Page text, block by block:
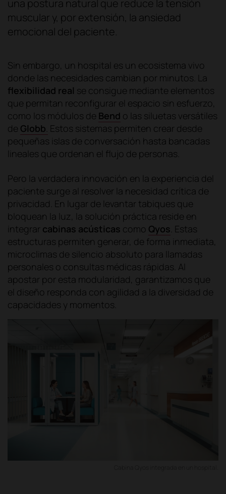
una postura natural que reduce la tensión
muscular y, por extensión, la ansiedad
emocional del paciente.
Sin embargo, un hospital es un ecosistema vivo
donde las necesidades cambian por minutos. La
flexibilidad real se consigue mediante elementos
que permitan reconfigurar el espacio sin esfuerzo,
como los módulos de Bend o las siluetas versátiles
de Globb Estos sistemas permiten crear desde
pequeñas islas de conversación hasta bancadas
lineales que ordenan el flujo de personas.
Pero la verdadera innovación en la experiencia del
paciente surge al resolver la necesidad crítica de
privacidad. En lugar de levantar tabiques que
bloquean la luz, la solución práctica reside en
integrar cabinas acústicas como Qyos . Estas
estructuras permiten generar, de forma inmediata,
microclimas de silencio absoluto para llamadas
personales o consultas médicas rápidas. Al
apostar por esta modularidad, garantizamos que
el diseño responda con agilidad a la diversidad de
capacidades y momentos.